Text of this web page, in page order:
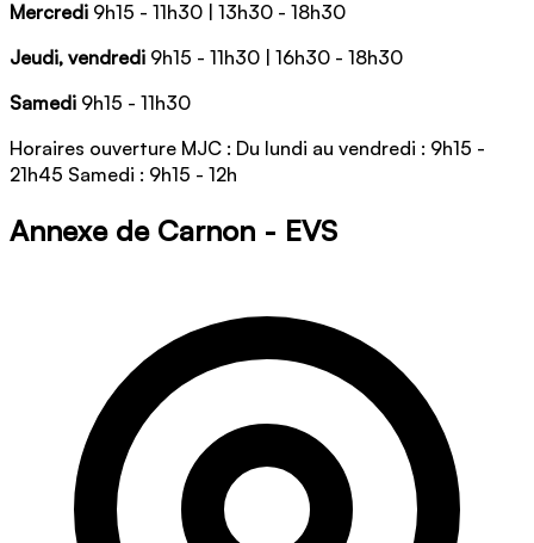
Mercredi 9h15 - 11h30 | 13h30 - 18h30
Jeudi, vendredi 9h15 - 11h30 | 16h30 - 18h30
Samedi 9h15 - 11h30
Horaires ouverture MJC : Du lundi au vendredi : 9h15 -
21h45 Samedi : 9h15 - 12h
Annexe de Carnon - EVS